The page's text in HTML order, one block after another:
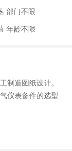
部门不限
年龄不限
制造图纸设计。
仪表备件的选型